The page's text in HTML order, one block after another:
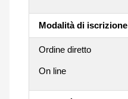
Modalità di iscrizione
Ordine diretto
On line